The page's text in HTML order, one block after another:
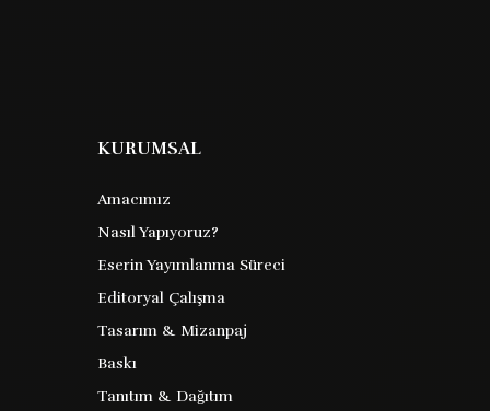
Bir Eşeğin Anıları
(Dorlion Gençlik
Klasikleri)
Comtesse De Segur
Barkod :
KURUMSAL
Amacımız
Nasıl Yapıyoruz?
Eserin Yayımlanma Süreci
Editoryal Çalışma
Tasarım & Mizanpaj
Baskı
Tanıtım & Dağıtım